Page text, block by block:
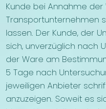
Kunde bei Annahme
Transportunternehmen
lassen. Der Kunde, der
sich, unverzüglich nach
der Ware am
5 Tage nach
jeweiligen Anbieter
anzuzeigen. Soweit es